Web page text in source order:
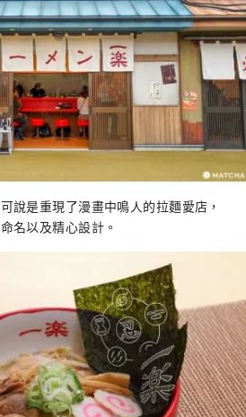
說是重現了漫畫中鳴人的拉麵愛店，
名以及精心設計。